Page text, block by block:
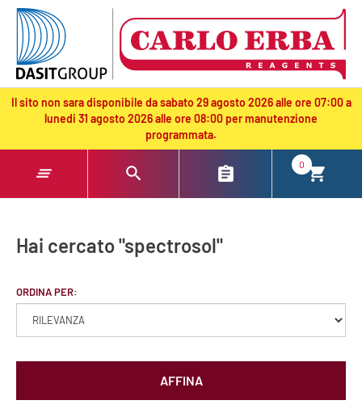
text.skipToContent
text.skipToNavigation
Il sito non sara disponibile da sabato 29 agosto 2026 alle ore 07:00 a
lunedi 31 agosto 2026 alle ore 08:00 per manutenzione
programmata.
0
Hai cercato "spectrosol"
ORDINA PER:
AFFINA